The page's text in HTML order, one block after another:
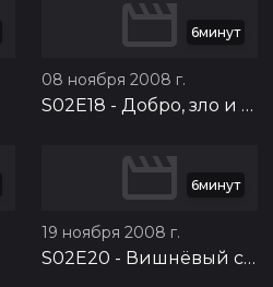
6минут
08 ноября 2008 г.
S02E18 - Добро, зло и девочки
6минут
19 ноября 2008 г.
S02E20 - Вишнёвый сад